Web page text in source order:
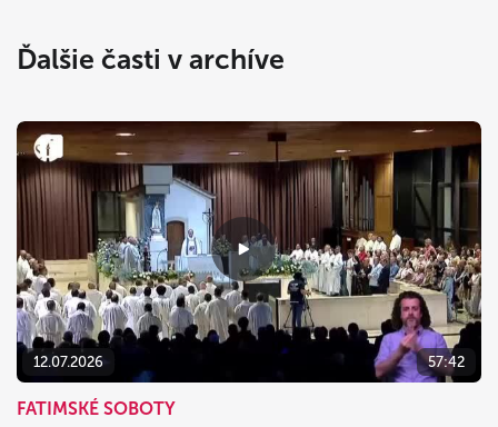
Ďalšie časti v archíve
12.07.2026 57:42
FATIMSKÉ SOBOTY